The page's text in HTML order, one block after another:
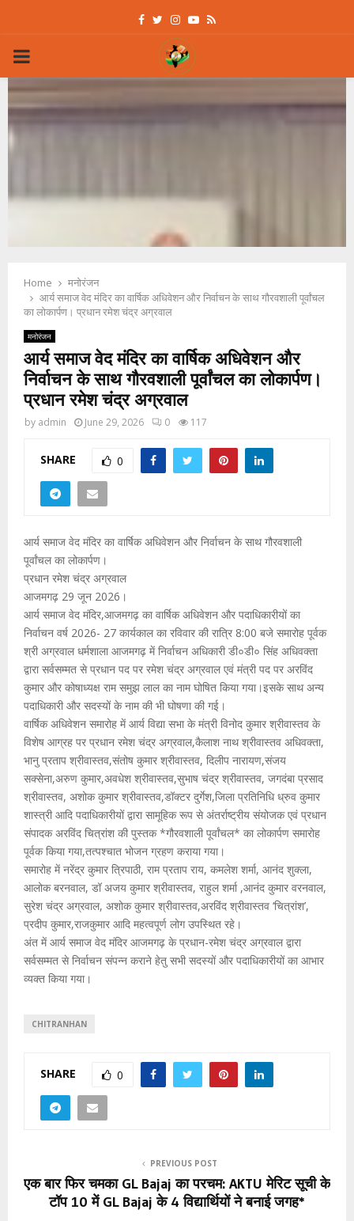
Facebook
Twitter
Instagram
Youtube
Rss
PRIMARY
MENU
Home
मनोरंजन
आर्य समाज वेद मंदिर का वार्षिक अधिवेशन और निर्वाचन के साथ गौरवशाली पूर्वांचल
का लोकार्पण। प्रधान रमेश चंद्र अग्रवाल
मनोरंजन
आर्य समाज वेद मंदिर का वार्षिक अधिवेशन और
निर्वाचन के साथ गौरवशाली पूर्वांचल का लोकार्पण।
प्रधान रमेश चंद्र अग्रवाल
by admin June 29, 2026 0 117
SHARE 0
आर्य समाज वेद मंदिर का वार्षिक अधिवेशन और निर्वाचन के साथ गौरवशाली
पूर्वांचल का लोकार्पण।
प्रधान रमेश चंद्र अग्रवाल
आजमगढ़ 29 जून 2026।
आर्य समाज वेद मंदिर,आजमगढ़ का वार्षिक अधिवेशन और पदाधिकारीयों का
निर्वाचन वर्ष 2026- 27 कार्यकाल का रविवार की रात्रि 8:00 बजे समारोह पूर्वक
श्री अग्रवाल धर्मशाला आजमगढ़ में निर्वाचन अधिकारी डी०डी० सिंह अधिवक्ता
द्वारा सर्वसम्मत से प्रधान पद पर रमेश चंद्र अग्रवाल एवं मंत्री पद पर अरविंद
कुमार और कोषाध्यक्ष राम समुझ लाल का नाम घोषित किया गया।इसके साथ अन्य
पदाधिकारी और सदस्यों के नाम की भी घोषणा की गई।
वार्षिक अधिवेशन समारोह में आर्य विद्या सभा के मंत्री विनोद कुमार श्रीवास्तव के
विशेष आग्रह पर प्रधान रमेश चंद्र अग्रवाल,कैलाश नाथ श्रीवास्तव अधिवक्ता,
भानु प्रताप श्रीवास्तव,संतोष कुमार श्रीवास्तव, दिलीप नारायण,संजय
सक्सेना,अरुण कुमार,अवधेश श्रीवास्तव,सुभाष चंद्र श्रीवास्तव‌, जगदंबा प्रसाद
श्रीवास्तव, अशोक कुमार श्रीवास्तव,डॉक्टर दुर्गेश,जिला प्रतिनिधि ध्रुव कुमार
शास्त्री आदि पदाधिकारीयों द्वारा सामूहिक रूप से अंतर्राष्ट्रीय संयोजक एवं प्रधान
संपादक अरविंद चित्रांश की पुस्तक *गौरवशाली पूर्वांचल* का लोकार्पण समारोह
पूर्वक किया गया,तत्पश्चात भोजन ग्रहण कराया गया।
समारोह में नरेंद्र कुमार त्रिपाठी, राम प्रताप राय, कमलेश शर्मा, आनंद शुक्ला,
आलोक बरनवाल, डॉ अजय कुमार श्रीवास्तव, राहुल शर्मा ,आनंद कुमार वरनवाल,
सुरेश चंद्र अग्रवाल, अशोक कुमार श्रीवास्तव,अरविंद श्रीवास्तव ‘चित्रांश’,
प्रदीप कुमार,राजकुमार आदि महत्वपूर्ण लोग उपस्थित रहे।
अंत में आर्य समाज वेद मंदिर आजमगढ़ के प्रधान‌-रमेश चंद्र अग्रवाल द्वारा
सर्वसम्मत से निर्वाचन संपन्न कराने हेतु सभी सदस्यों और पदाधिकारीयों का आभार
व्यक्त किया गया।
CHITRANHAN
SHARE 0
PREVIOUS POST
एक बार फिर चमका GL Bajaj का परचम: AKTU मेरिट सूची के
टॉप 10 में GL Bajaj के 4 विद्यार्थियों ने बनाई जगह*